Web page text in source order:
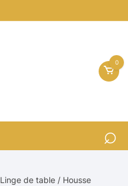
0
Linge de table / Housse